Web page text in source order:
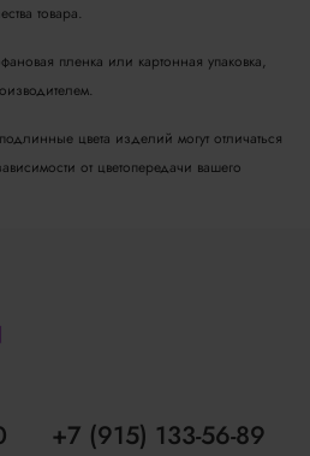
товара.
пленка или картонная упаковка,
цвета изделий могут отличаться
от цветопередачи вашего
+7 (915) 133-56-89